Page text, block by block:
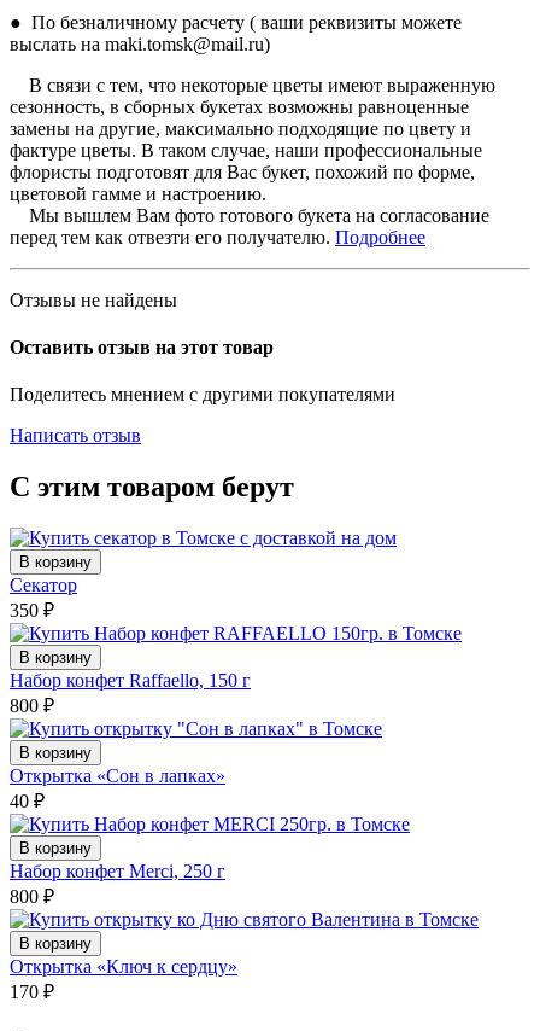
● По безналичному расчету ( ваши реквизиты можете
выслать на maki.tomsk@mail.ru)
В связи с тем, что некоторые цветы имеют выраженную
сезонность, в сборных букетах возможны равноценные
замены на другие, максимально подходящие по цвету и
фактуре цветы. В таком случае, наши профессиональные
флористы подготовят для Вас букет, похожий по форме,
цветовой гамме и настроению.
Мы вышлем Вам фото готового букета на согласование
перед тем как отвезти его получателю. Подробнее
Отзывы не найдены
Оставить отзыв на этот товар
Поделитесь мнением с другими покупателями
Написать отзыв
С этим товаром берут
В корзину
Секатор
350 ₽
В корзину
Набор конфет Raffaello, 150 г
800 ₽
В корзину
Открытка «Сон в лапках»
40 ₽
В корзину
Набор конфет Merci, 250 г
800 ₽
В корзину
Открытка «Ключ к сердцу»
170 ₽